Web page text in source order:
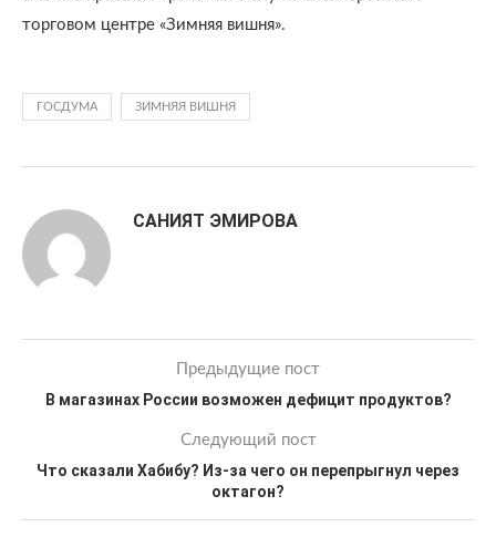
торговом центре «Зимняя вишня».
ГОСДУМА ЗИМНЯЯ ВИШНЯ
САНИЯТ ЭМИРОВА
Предыдущие пост
В магазинах России возможен дефицит продуктов?
Следующий пост
Что сказали Хабибу? Из-за чего он перепрыгнул через
октагон?